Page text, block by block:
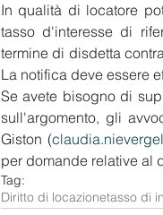
In qualità di locatore
tasso d'interesse di
termine di disdetta
La notifica deve essere
Se avete bisogno di
sull'argomento, gli
Giston (
per domande relative al
Tag:
Diritto di locazionetasso di